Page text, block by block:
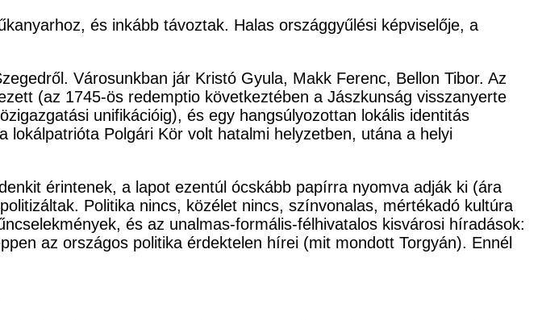
és inkább távoztak. Halas országgyűlési képviselője, a
Városunkban jár Kristó Gyula, Makk Ferenc, Bellon Tibor. Az
(az 1745-ös redemptio következtében a Jászkunság visszanyerte
unifikációig), és egy hangsúlyozottan lokális identitás
Polgári Kör volt hatalmi helyzetben, utána a helyi
érintenek, a lapot ezentúl ócskább papírra nyomva adják ki (ára
Politika nincs, közélet nincs, színvonalas, mértékadó kultúra
és az unalmas-formális-félhivatalos kisvárosi híradások:
az országos politika érdektelen hírei (mit mondott Torgyán). Ennél